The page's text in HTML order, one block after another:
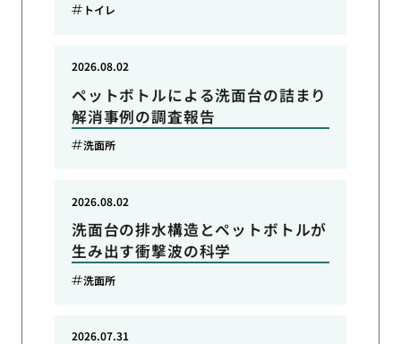
トイレ
ペットボトルによる洗面台の詰まり
解消事例の調査報告
2026.08.02
洗面所
洗面台の排水構造とペットボトルが
生み出す衝撃波の科学
2026.08.02
洗面所
2026.07.31